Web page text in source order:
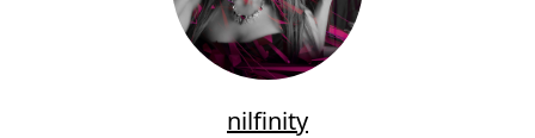
nilfinity